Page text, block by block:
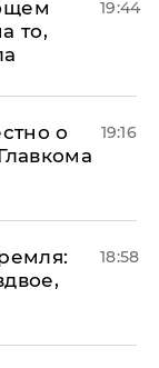
то,
19:44
о
19:16
18:58